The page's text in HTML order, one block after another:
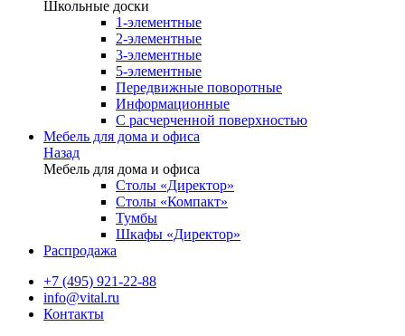
Школьные доски
1-элементные
2-элементные
3-элементные
5-элементные
Передвижные поворотные
Информационные
С расчерченной поверхностью
Мебель для дома и офиса
Назад
Мебель для дома и офиса
Столы «Директор»
Столы «Компакт»
Тумбы
Шкафы «Директор»
Распродажа
+7 (495) 921-22-88
info@vital.ru
Контакты